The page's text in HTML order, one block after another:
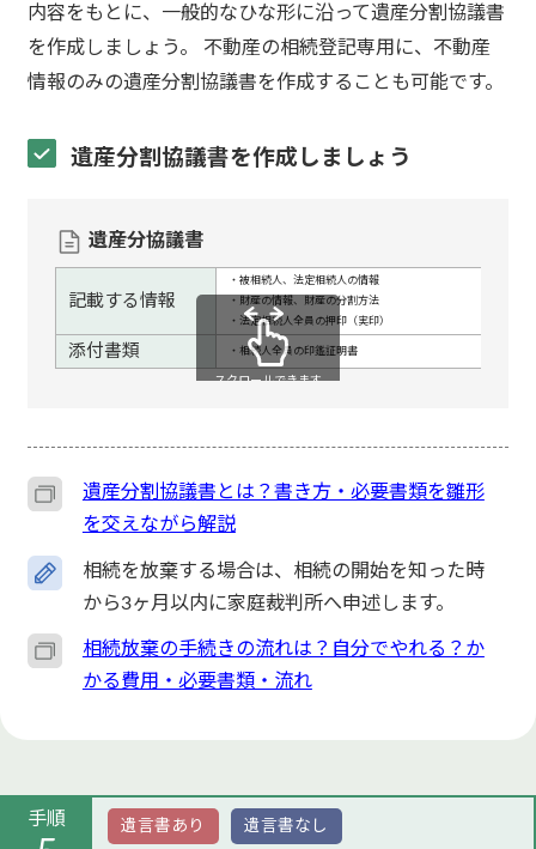
内容をもとに、一般的なひな形に沿って遺産分割協議書
を作成しましょう。 不動産の相続登記専用に、不動産
情報のみの遺産分割協議書を作成することも可能です。
遺産分割協議書を作成しましょう
遺産分協議書
記載する情報
・被相続人、法定相続人の情報
・財産の情報、財産の分割方法
・法定相続人全員の押印（実印）
添付書類 ・相続人全員の印鑑証明書
スクロールできます
遺産分割協議書とは？書き方・必要書類を雛形
を交えながら解説
相続を放棄する場合は、相続の開始を知った時
から3ヶ月以内に家庭裁判所へ申述します。
相続放棄の手続きの流れは？自分でやれる？か
かる費用・必要書類・流れ
手順 遺言書あり 遺言書なし